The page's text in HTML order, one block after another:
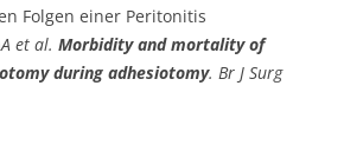
Folgen einer Peritonitis
et al. Morbidity and mortality of
during adhesiotomy. Br J Surg